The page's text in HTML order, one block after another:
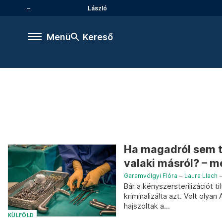
László
Menü Kereső
KÜLFÖLD
Ha magadról sem
valaki másról? –
Garamvölgyi Flóra – Laura Llach
Bár a kényszersterilizációt
kriminalizálta azt. Volt olyan
hajszoltak a...